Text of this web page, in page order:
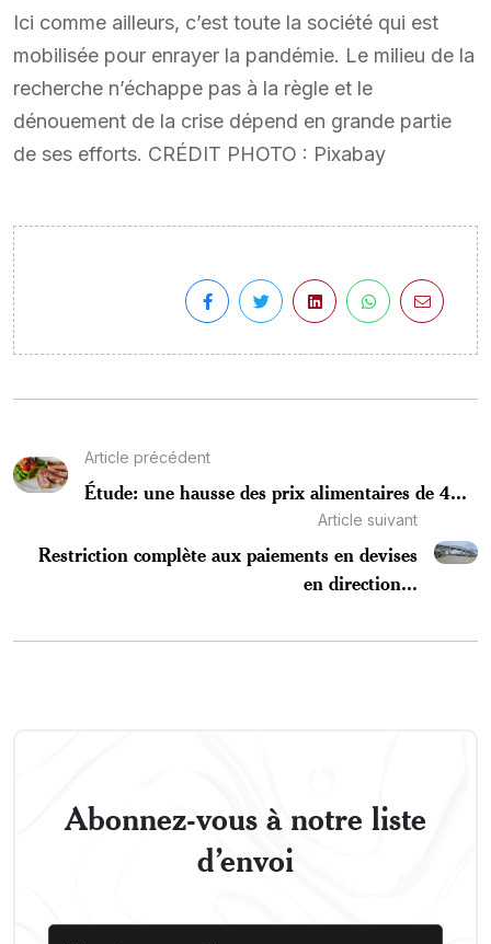
Ici comme ailleurs, c’est toute la société qui est
mobilisée pour enrayer la pandémie. Le milieu de la
recherche n’échappe pas à la règle et le
dénouement de la crise dépend en grande partie
de ses efforts. CRÉDIT PHOTO : Pixabay
Article précédent
Étude: une hausse des prix alimentaires de 4...
Article suivant
Restriction complète aux paiements en devises
en direction...
Abonnez-vous à notre liste
d’envoi